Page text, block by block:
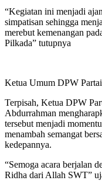
“Kegiatan ini menjadi
simpatisan sehingga
merebut kemenangan
Pilkada” tutupnya
Ketua Umum DPW
Terpisah, Ketua DPW
Abdurrahman
tersebut menjadi
menambah semangat
kedepannya.
“Semoga acara berjalan
Ridha dari Allah SWT”